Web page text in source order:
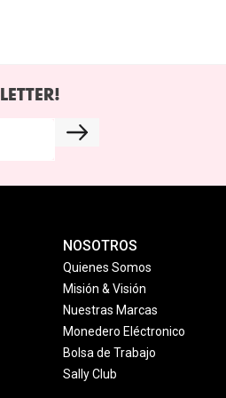
NOSOTROS
Quienes Somos
Misión & Visión
Nuestras Marcas
Monedero Eléctronico
Bolsa de Trabajo
Sally Club